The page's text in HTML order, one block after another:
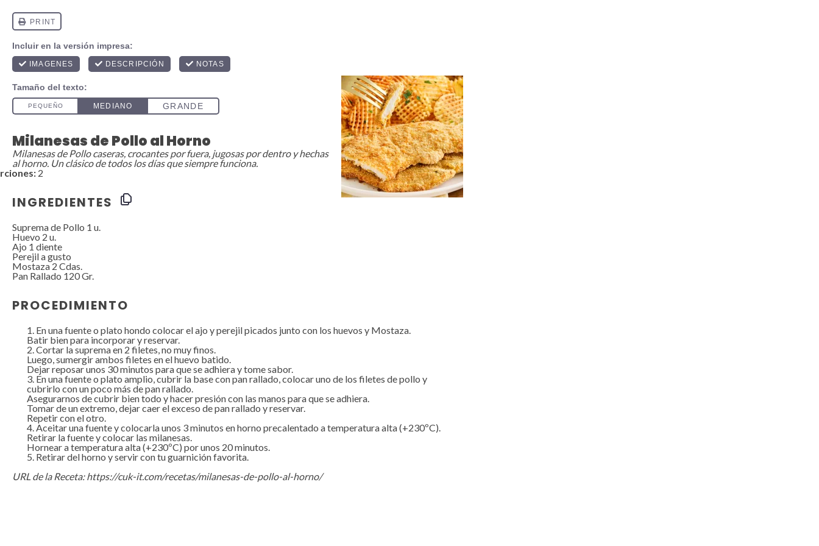
Milanesas de Pollo al Horno
Milanesas de Pollo caseras, crocantes por fuera, jugosas por dentro y hechas
al horno. Un clásico de todos los días que siempre funciona.
2
INGREDIENTES
Suprema de Pollo 1 u.
Huevo 2 u.
Ajo 1 diente
Perejil a gusto
Mostaza2 Cdas.
Pan Rallado 120Gr.
PROCEDIMIENTO
En una fuente o plato hondo colocar el ajo y perejil picados junto con los huevos y Mostaza.
Batir bien para incorporar y reservar.
Cortar la suprema en 2 filetes, no muy finos.
Luego, sumergir ambos filetes en el huevo batido.
Dejar reposar unos 30 minutos para que se adhiera y tome sabor.
En una fuente o plato amplio, cubrir la base con pan rallado, colocar uno de los filetes de pollo y
cubrirlo con un poco más de pan rallado.
Asegurarnos de cubrir bien todo y hacer presión con las manos para que se adhiera.
Tomar de un extremo, dejar caer el exceso de pan rallado y reservar.
Repetir con el otro.
Aceitar una fuente y colocarla unos 3 minutos en horno precalentado a temperatura alta (+230ºC).
Retirar la fuente y colocar las milanesas.
Hornear a temperatura alta (+230ºC) por unos 20 minutos.
Retirar del horno y servir con tu guarnición favorita.
URL de la Receta:https://cuk-it.com/recetas/milanesas-de-pollo-al-horno/